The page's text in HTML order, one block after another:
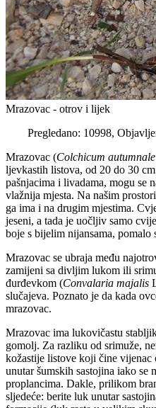
Mrazovac - otrov i lijek
Pregledano: 10998,
Mrazovac (Colchicum autumnale
ljevkastih listova, od 20 do 30
pašnjacima i livadama, mogu se
vlažnija mjesta. Na našim
ga ima i na drugim mjestima.
jeseni, a tada je uočljiv samo
boje s bijelim nijansama, pomalo
Mrazovac se ubraja među
zamijeni sa divljim lukom ili
đurđevkom (Convalaria majalis
slučajeva. Poznato je da kada
mrazovac.
Mrazovac ima lukovičastu
gomolj. Za razliku od srimuže,
kožastije listove koji čine vijenac
unutar šumskih sastojina iako se
proplancima. Dakle, prilikom
sljedeće: berite luk unutar